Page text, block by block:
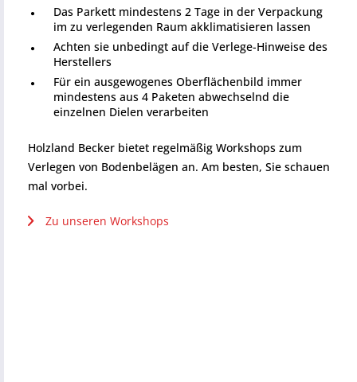
Das Parkett mindestens 2 Tage in der Verpackung
im zu verlegenden Raum akklimatisieren lassen
Achten sie unbedingt auf die Verlege-Hinweise des
Herstellers
Für ein ausgewogenes Oberflächenbild immer
mindestens aus 4 Paketen abwechselnd die
einzelnen Dielen verarbeiten
Holzland Becker bietet regelmäßig Workshops zum
Verlegen von Bodenbelägen an. Am besten, Sie schauen
mal vorbei.
Zu unseren Workshops